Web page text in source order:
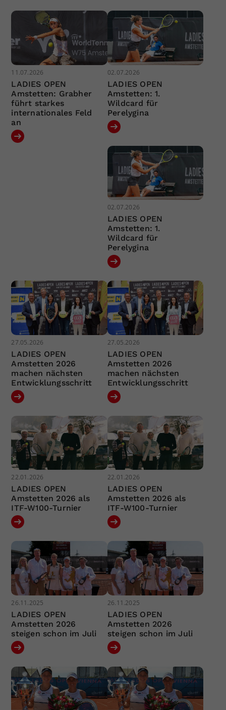
11.07.2026
LADIES OPEN
Amstetten: Grabher
führt starkes
internationales Feld
an
02.07.2026
LADIES OPEN
Amstetten: 1.
Wildcard für
Perelygina
02.07.2026
LADIES OPEN
Amstetten: 1.
Wildcard für
Perelygina
27.05.2026
LADIES OPEN
Amstetten 2026
machen nächsten
Entwicklungsschritt
27.05.2026
LADIES OPEN
Amstetten 2026
machen nächsten
Entwicklungsschritt
22.01.2026
LADIES OPEN
Amstetten 2026 als
ITF-W100-Turnier
22.01.2026
LADIES OPEN
Amstetten 2026 als
ITF-W100-Turnier
26.11.2025
LADIES OPEN
Amstetten 2026
steigen schon im Juli
26.11.2025
LADIES OPEN
Amstetten 2026
steigen schon im Juli